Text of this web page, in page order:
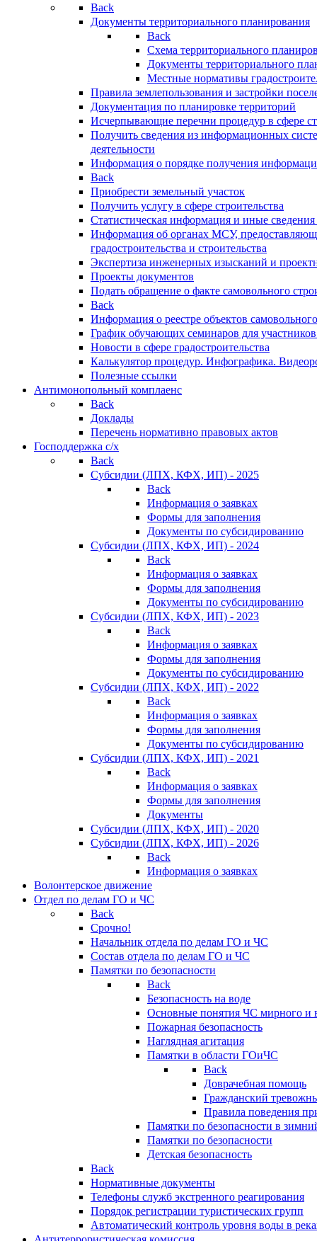
Back
Документы территориального планирования
Back
Схема территориального
Документы территориального
Местные нормативы
Правила землепользования и застройки
Документация по планировке территорий
Исчерпывающие перечни процедур в сфере
Получить сведения из информационных
деятельности
Информация о порядке получения
Back
Приобрести земельный участок
Получить услугу в сфере строительства
Статистическая информация и иные сведения
Информация об органах МСУ,
градостроительства и строительства
Экспертиза инженерных изысканий и
Проекты документов
Подать обращение о факте самовольного
Back
Информация о реестре объектов
График обучающих семинаров для участников
Новости в сфере градостроительства
Калькулятор процедур. Инфографика.
Полезные ссылки
Антимонопольный комплаенс
Back
Доклады
Перечень нормативно правовых актов
Господдержка с/х
Back
Субсидии (ЛПХ, КФХ, ИП) - 2025
Back
Информация о заявках
Формы для заполнения
Документы по субсидированию
Субсидии (ЛПХ, КФХ, ИП) - 2024
Back
Информация о заявках
Формы для заполнения
Документы по субсидированию
Субсидии (ЛПХ, КФХ, ИП) - 2023
Back
Информация о заявках
Формы для заполнения
Документы по субсидированию
Субсидии (ЛПХ, КФХ, ИП) - 2022
Back
Информация о заявках
Формы для заполнения
Документы по субсидированию
Субсидии (ЛПХ, КФХ, ИП) - 2021
Back
Информация о заявках
Формы для заполнения
Документы
Субсидии (ЛПХ, КФХ, ИП) - 2020
Субсидии (ЛПХ, КФХ, ИП) - 2026
Back
Информация о заявках
Волонтерское движение
Отдел по делам ГО и ЧС
Back
Срочно!
Начальник отдела по делам ГО и ЧС
Состав отдела по делам ГО и ЧС
Памятки по безопасности
Back
Безопасность на воде
Основные понятия ЧС мирного и
Пожарная безопасность
Наглядная агитация
Памятки в области ГОиЧС
Back
Доврачебная помощь
Гражданский
Правила поведения
Памятки по безопасности в
Памятки по безопасности
Детская безопасность
Back
Нормативные документы
Телефоны служб экстренного реагирования
Порядок регистрации туристических групп
Автоматический контроль уровня воды в